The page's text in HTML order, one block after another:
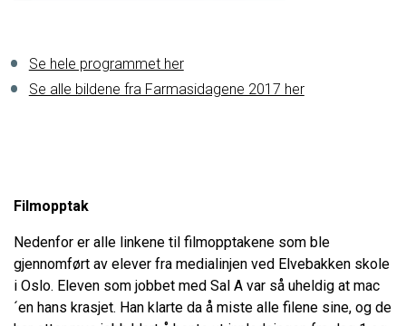
Se hele programmet her
Se alle bildene fra Farmasidagene 2017 her
Filmopptak
Nedenfor er alle linkene til filmopptakene som ble
gjennomført av elever fra medialinjen ved Elvebakken skole
i Oslo. Eleven som jobbet med Sal A var så uheldig at mac
´en hans krasjet. Han klarte da å miste alle filene sine, og de